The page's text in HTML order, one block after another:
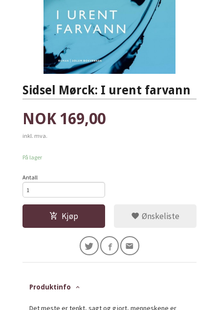
Sidsel Mørck: I urent farvann
Pris
NOK 169,00
inkl. mva.
På lager
Antall
Kjøp Ønskeliste
Produktinfo
Det meste er tenkt, sagt og gjort, menneskene er